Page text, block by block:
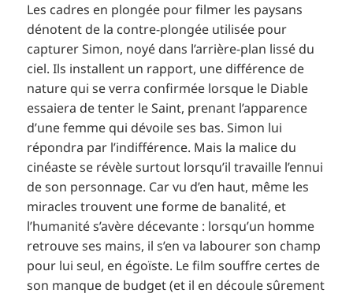
Les cadres en plongée pour filmer les paysans
dénotent de la contre-plongée utilisée pour
capturer Simon, noyé dans l’arrière-plan lissé du
ciel. Ils installent un rapport, une différence de
nature qui se verra confirmée lorsque le Diable
essaiera de tenter le Saint, prenant l’apparence
d’une femme qui dévoile ses bas. Simon lui
répondra par l’indifférence. Mais la malice du
cinéaste se révèle surtout lorsqu’il travaille l’ennui
de son personnage. Car vu d’en haut, même les
miracles trouvent une forme de banalité, et
l’humanité s’avère décevante : lorsqu’un homme
retrouve ses mains, il s’en va labourer son champ
pour lui seul, en égoïste. Le film souffre certes de
son manque de budget (et il en découle sûrement